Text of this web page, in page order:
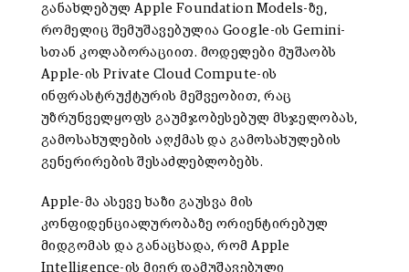
განახლებულ Apple Foundation Models-ზე,
რომელიც შემუშავებულია Google-ის Gemini-
სთან კოლაბორაციით. მოდელები მუშაობს
Apple-ის Private Cloud Compute-ის
ინფრასტრუქტურის მეშვეობით, რაც
უზრუნველყოფს გაუმჯობესებულ მსჯელობას,
გამოსახულების აღქმას და გამოსახულების
გენერირების შესაძლებლობებს.
Apple-მა ასევე ხაზი გაუსვა მის
კონფიდენციალურობაზე ორიენტირებულ
მიდგომას და განაცხადა, რომ Apple
Intelligence-ის მიერ დამუშავებული